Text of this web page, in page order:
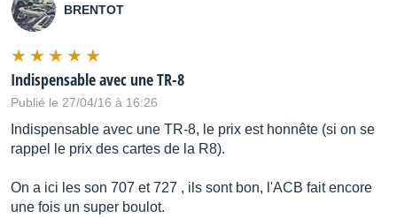
BRENTOT
Indispensable avec une TR-8
Publié le 27/04/16 à 16:26
Indispensable avec une TR-8, le prix est honnête (si on se
rappel le prix des cartes de la R8).
On a ici les son 707 et 727 , ils sont bon, l'ACB fait encore
une fois un super boulot.